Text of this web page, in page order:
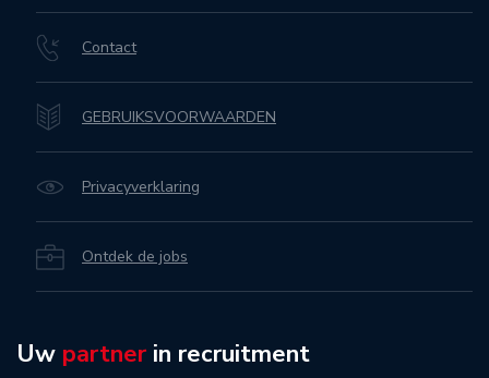
Contact
GEBRUIKSVOORWAARDEN
Privacyverklaring
Ontdek de jobs
Uw partner in recruitment